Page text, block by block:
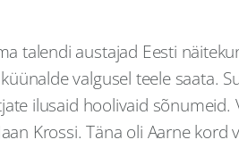
talendi austajad Eesti
valgusel teele saata.
ilusaid hoolivaid
Krossi. Täna oli Aarne